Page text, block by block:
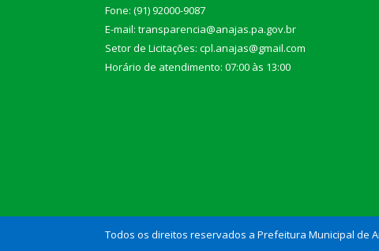
Fone: (91) 92000-9087
E-mail: transparencia@anajas.pa.gov.br
Setor de Licitações: cpl.anajas@gmail.com
Horário de atendimento: 07:00 às 13:00
Todos os direitos reservados a Prefeitura Municipal de